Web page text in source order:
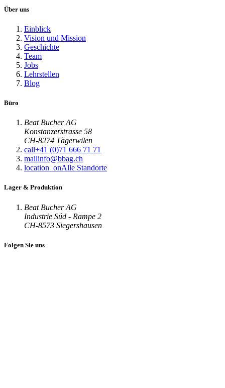
Über uns
Einblick
Vision und Mission
Geschichte
Team
Jobs
Lehrstellen
Blog
Büro
Beat Bucher AG
Konstanzerstrasse 58
CH-8274 Tägerwilen
call+41 (0)71 666 71 71
mailinfo@bbag.ch
location_onAlle Standorte
Lager & Produktion
Beat Bucher AG
Industrie Süd - Rampe 2
CH-8573 Siegershausen
Folgen Sie uns